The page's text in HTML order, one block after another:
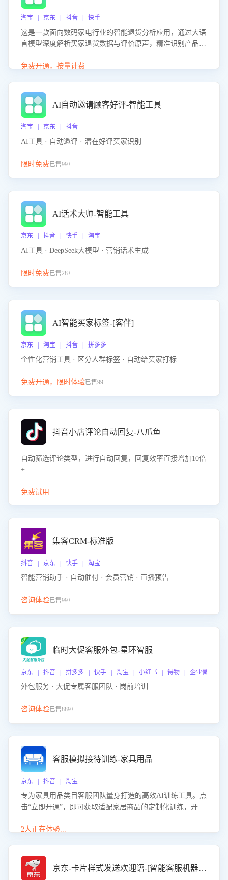
淘宝 | 京东 | 抖音 | 快手
这是一款面向数码家电行业的智能退货分析应用，通过大语
言模型深度解析买家退货数据与评价原声，精准识别产品质
改进建议，通过挖掘用户痛点驱动产品迭代，从根本上降低
免费开通，按量计费
AI自动邀请顾客好评-智能工具
淘宝 | 京东 | 抖音
AI工具 · 自动邀评 · 潜在好评买家识别
限时免费已售99+
AI话术大师-智能工具
京东 | 抖音 | 快手 | 淘宝
AI工具 · DeepSeek大模型 · 营销话术生成
限时免费已售28+
AI智能买家标签-[客伴]
京东 | 淘宝 | 抖音 | 拼多多
个性化营销工具 · 区分人群标签 · 自动给买家打标
免费开通，限时体验已售99+
抖音小店评论自动回复-八爪鱼
自动筛选评论类型，进行自动回复，回复效率直接增加10倍
+
免费试用
集客CRM-标准版
抖音 | 京东 | 快手 | 淘宝
智能营销助手 · 自动催付 · 会员营销 · 直播预告
咨询体验已售99+
临时大促客服外包-星环智服
京东 | 抖音 | 拼多多 | 快手 | 淘宝 | 小红书 | 得物 | 企业微信
外包服务 · 大促专属客服团队 · 岗前培训
咨询体验已售889+
客服模拟接待训练-家具用品
京东 | 抖音 | 淘宝
专为家具用品类目客服团队量身打造的高效AI训练工具。点
击“立即开通”，即可获取适配家居商品的定制化训练，开启
能、尺寸参数咨询等高频场景下的专业应对能力。
2人正在体验...
京东-卡片样式发送欢迎语-[智能客服机器人]